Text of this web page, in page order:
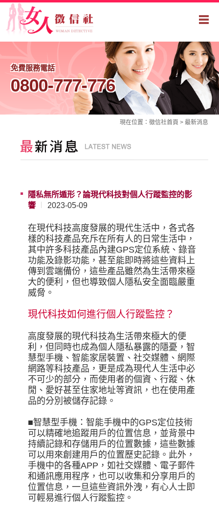
免費服務電話
0800-777-776
現在位置： 徵信社首頁 > 最新消息
隱私無所遁形？論現代科技對個人行蹤監控的影
響
2023-05-09
在現代科技高度發展的現代生活中，各式各
樣的科技產品充斥在所有人的日常生活中，
其中許多科技產品內建GPS定位系統、錄音
功能及錄影功能，甚至能即時將這些資料上
傳到雲端備份，這些產品雖然為生活帶來極
大的便利，但也導致個人隱私安全面臨嚴重
威脅。
現代科技如何進行個人行蹤監控？
高度發展的現代科技為生活帶來極大的便
利，但同時也成為個人隱私暴露的隱憂，智
慧型手機、智能家居裝置、社交媒體、網際
網路等科技產品，更是成為現代人生活中必
不可少的部分，而使用者的個資、行蹤、休
閒、愛好甚至住家地址等資訊，也在使用產
品的分別被儲存記錄。
■智慧型手機：智能手機中的GPS定位技術
可以精確地追蹤用戶的位置信息，並背景中
持續記錄和存儲用戶的位置數據，這些數據
可以用來創建用戶的位置歷史記錄。此外，
手機中的各種APP，如社交媒體、電子郵件
和通訊應用程序，也可以收集和分享用戶的
位置信息，一旦這些資訊外洩，有心人士即
可輕易進行個人行蹤監控。